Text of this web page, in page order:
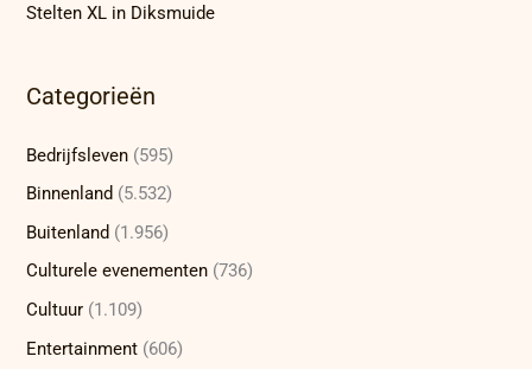
Stelten XL in Diksmuide
Categorieën
Bedrijfsleven (595)
Binnenland (5.532)
Buitenland (1.956)
Culturele evenementen (736)
Cultuur (1.109)
Entertainment (606)